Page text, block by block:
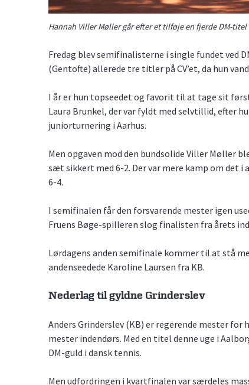
Hannah Viller Møller går efter et tilføje en fjerde DM-titel
Fredag blev semifinalisterne i single fundet ved
(Gentofte) allerede tre titler på CV’et, da hun
I år er hun topseedet og favorit til at tage sit
Laura Brunkel, der var fyldt med selvtillid, efter
juniorturnering i Aarhus.
Men opgaven mod den bundsolide Viller Møller
sæt sikkert med 6-2. Der var mere kamp om det
6-4.
I semifinalen får den forsvarende mester igen
Fruens Bøge-spilleren slog finalisten fra årets
Lørdagens anden semifinale kommer til at stå
andenseedede Karoline Laursen fra KB.
Nederlag til gyldne Grinderslev
Anders Grinderslev (KB) er regerende mester for
mester indendørs. Med en titel denne uge i
DM-guld i dansk tennis.
Men udfordringen i kvartfinalen var særdeles